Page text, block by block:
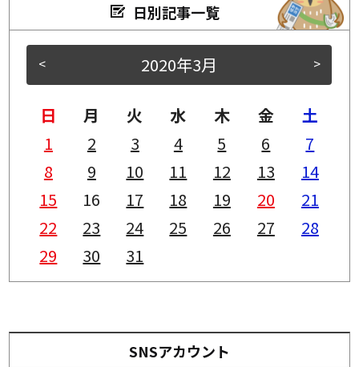
日別記事一覧
< >
2020年3月
日 月 火 水 木 金
土
1
2 3 4 5 6
7
8
9 10 11 12 13
14
15
16 17 18 19 20
21
22
23 24 25 26 27
28
29
30 31
SNSアカウント